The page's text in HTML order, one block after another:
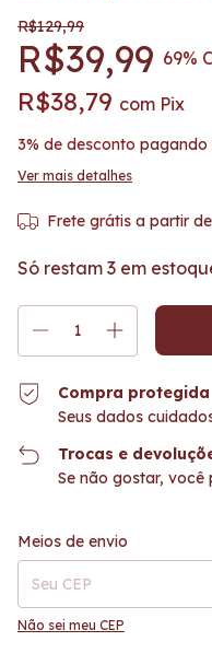
R$129,99
R$39,99 69%
R$38,79 com Pix
3% de desconto pagando
Ver mais detalhes
Frete grátis a partir de
Só restam 3 em
Compra protegida
Seus dados
Trocas e
Se não gostar, você
Entregas para o CEP:
Meios de envio
Não sei meu CEP